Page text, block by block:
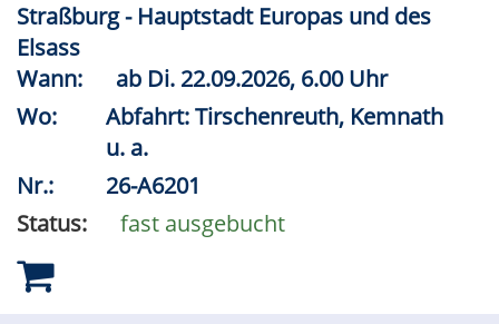
Straßburg - Hauptstadt Europas und des
Elsass
Wann:
ab Di. 22.09.2026, 6.00 Uhr
Wo:
Abfahrt: Tirschenreuth, Kemnath
u. a.
Nr.:
26-A6201
Status:
fast ausgebucht